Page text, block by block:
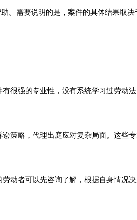
。需要说明的是，案件的具体结果取决
很强的专业性，没有系统学习过劳动
策略，代理出庭应对复杂局面。这些
动者可以先咨询了解，根据自身情况